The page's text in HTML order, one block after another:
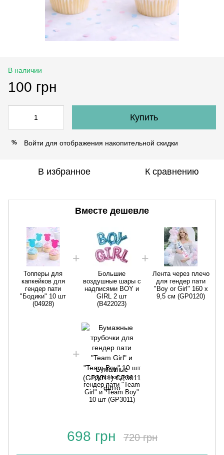
В наличии
100 грн
Купить
% Войти для отображения накопительной скидки
В избранное К сравнению
Вместе дешевле
Топперы для
капкейков для
гендер пати
"Бодики" 10 шт
(04928)
Большие
воздушные шары с
надписями BOY и
GIRL 2 шт
(B422023)
Лента через плечо
для гендер пати
"Boy or Girl" 160 х
9,5 см (GP0120)
Бумажные
трубочки для
гендер пати "Team
Girl" и "Team Boy"
10 шт (GP3011)
698 грн 720 грн